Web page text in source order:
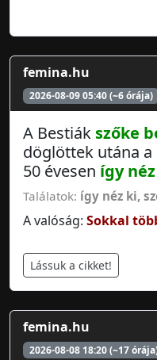
femina.hu
2026-08-09 05:40 (~6 órája)
A Bestiák szőke
döglöttek utána a
50 évesen így
Találatok: így néz ki,
A valóság: Sokkal
Lássuk a cikket!
femina.hu
2026-08-08 18:20 (~17